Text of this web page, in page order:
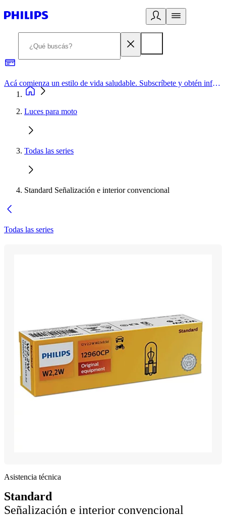
Acá comienza un estilo de vida saludable. Subscríbete y obtén información de primera mano
Luces para moto
Todas las series
Standard Señalización e interior convencional
Todas las series
Asistencia técnica
Standard
Señalización e interior convencional